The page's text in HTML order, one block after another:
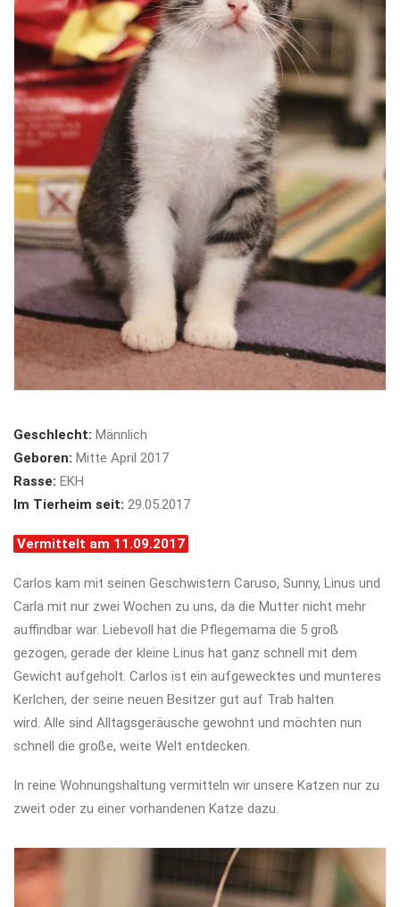
Geschlecht: Männlich
Geboren: Mitte April 2017
Rasse: EKH
Im Tierheim seit: 29.05.2017
Vermittelt am 11.09.2017
Carlos kam mit seinen Geschwistern Caruso, Sunny, Linus und
Carla mit nur zwei Wochen zu uns, da die Mutter nicht mehr
auffindbar war. Liebevoll hat die Pflegemama die 5 groß
gezogen, gerade der kleine Linus hat ganz schnell mit dem
Gewicht aufgeholt. Carlos ist ein aufgewecktes und munteres
Kerlchen, der seine neuen Besitzer gut auf Trab halten
wird. Alle sind Alltagsgeräusche gewohnt und möchten nun
schnell die große, weite Welt entdecken.
In reine Wohnungshaltung vermitteln wir unsere Katzen nur zu
zweit oder zu einer vorhandenen Katze dazu.